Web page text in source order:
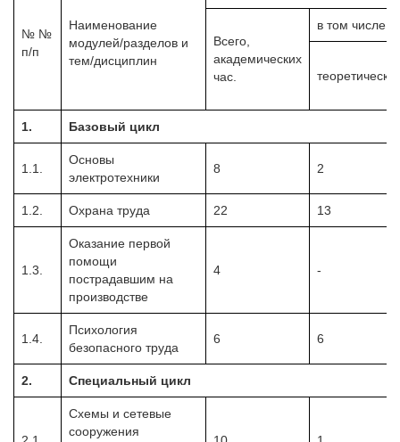
№ №
п/п
Наименование
модулей/разделов и
тем/дисциплин
Всего,
академических
час.
в том числе
1. Базовый цикл
1.1.
Основы
электротехники
8 2
1.2. Охрана труда 22 13
1.3.
Оказание первой
помощи
пострадавшим на
производстве
4 -
1.4.
Психология
безопасного труда
6 6
2. Специальный цикл
Схемы и сетевые
сооружения